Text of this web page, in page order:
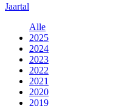
Jaartal
Alle
2025
2024
2023
2022
2021
2020
2019